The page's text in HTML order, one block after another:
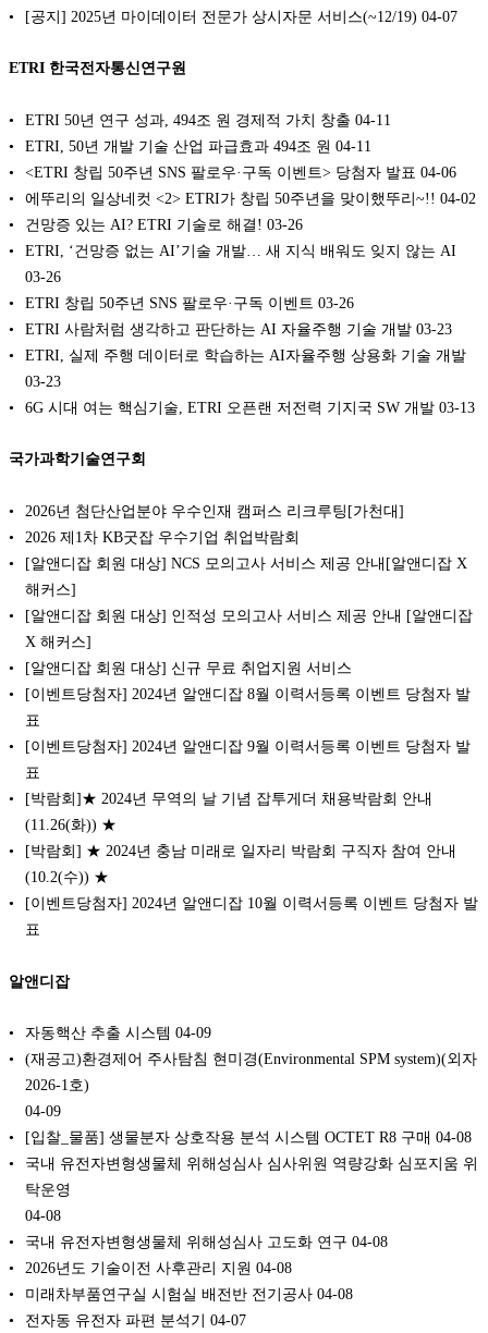
[공지] 2025년 마이데이터 전문가 상시자문 서비스(~12/19) 04-07
ETRI 한국전자통신연구원
ETRI 50년 연구 성과, 494조 원 경제적 가치 창출 04-11
ETRI, 50년 개발 기술 산업 파급효과 494조 원 04-11
<ETRI 창립 50주년 SNS 팔로우·구독 이벤트> 당첨자 발표 04-06
에뚜리의 일상네컷 <2> ETRI가 창립 50주년을 맞이했뚜리~!! 04-02
건망증 있는 AI? ETRI 기술로 해결! 03-26
ETRI, ‘건망증 없는 AI’기술 개발… 새 지식 배워도 잊지 않는 AI
03-26
ETRI 창립 50주년 SNS 팔로우·구독 이벤트 03-26
ETRI 사람처럼 생각하고 판단하는 AI 자율주행 기술 개발 03-23
ETRI, 실제 주행 데이터로 학습하는 AI자율주행 상용화 기술 개발
03-23
6G 시대 여는 핵심기술, ETRI 오픈랜 저전력 기지국 SW 개발 03-13
국가과학기술연구회
2026년 첨단산업분야 우수인재 캠퍼스 리크루팅[가천대]
2026 제1차 KB굿잡 우수기업 취업박람회
[알앤디잡 회원 대상] NCS 모의고사 서비스 제공 안내[알앤디잡 X
해커스]
[알앤디잡 회원 대상] 인적성 모의고사 서비스 제공 안내 [알앤디잡
X 해커스]
[알앤디잡 회원 대상] 신규 무료 취업지원 서비스
[이벤트당첨자] 2024년 알앤디잡 8월 이력서등록 이벤트 당첨자 발
표
[이벤트당첨자] 2024년 알앤디잡 9월 이력서등록 이벤트 당첨자 발
표
[박람회]★ 2024년 무역의 날 기념 잡투게더 채용박람회 안내
(11.26(화)) ★
[박람회] ★ 2024년 충남 미래로 일자리 박람회 구직자 참여 안내
(10.2(수)) ★
[이벤트당첨자] 2024년 알앤디잡 10월 이력서등록 이벤트 당첨자 발
표
알앤디잡
자동핵산 추출 시스템 04-09
(재공고)환경제어 주사탐침 현미경(Environmental SPM system)(외자
2026-1호)
04-09
[입찰_물품] 생물분자 상호작용 분석 시스템 OCTET R8 구매 04-08
국내 유전자변형생물체 위해성심사 심사위원 역량강화 심포지움 위
탁운영
04-08
국내 유전자변형생물체 위해성심사 고도화 연구 04-08
2026년도 기술이전 사후관리 지원 04-08
미래차부품연구실 시험실 배전반 전기공사 04-08
전자동 유전자 파편 분석기 04-07